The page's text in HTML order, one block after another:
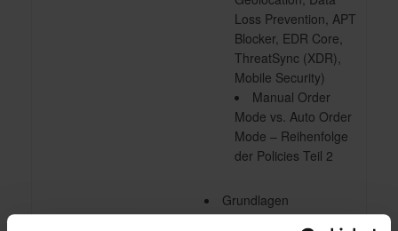
Loss Prevention, APT
Blocker, EDR Core,
ThreatSync (XDR),
Mobile Security)
Manual Order
Mode vs. Auto Order
Mode – Reihenfolge
der Policies Teil 2
Grundlagen
Symmetrische /